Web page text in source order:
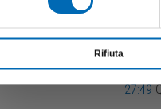
Rifiuta
27:49